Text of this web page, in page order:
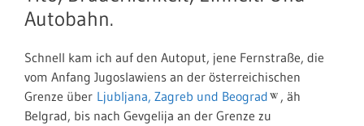
Autobahn.
Schnell kam ich auf den Autoput, jene Fernstraße, die
vom Anfang Jugoslawiens an der österreichischen
Grenze über Ljubljana, Zagreb und Beograd
, äh
Belgrad, bis nach Gevgelija an der Grenze zu